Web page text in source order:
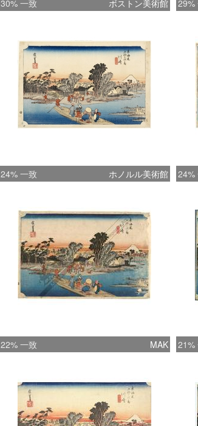
30% 一致 ボストン美術館 29%
24% 一致 ホノルル美術館 24%
22% 一致 MAK 21%